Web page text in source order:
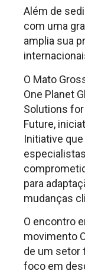
Além de
com uma
amplia sua
O Mato
One Planet
Solutions
Future,
Initiative
para
mudanças
O encontro
movimento
de um setor
foco em